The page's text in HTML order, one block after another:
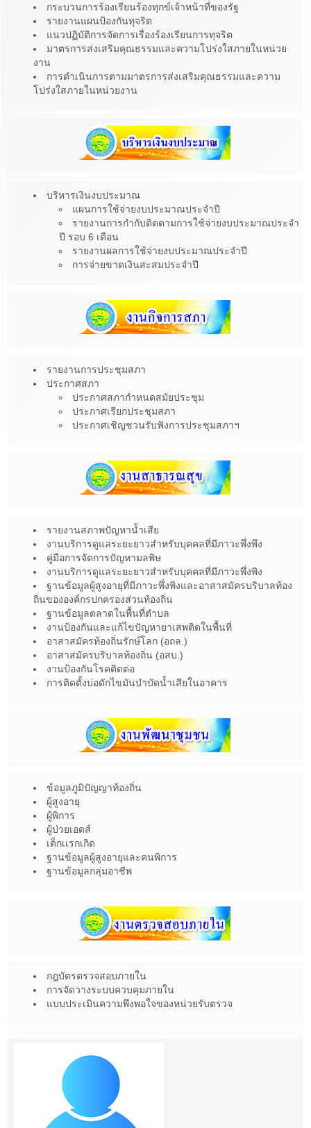
กระบวนการร้องเรียนร้องทุกข์เจ้าหน้าที่ของรัฐ
รายงานแผนป้องกันทุจริต
แนวปฏิบัติการจัดการเรื่องร้องเรียนการทุจริต
มาตรการส่งเสริมคุณธรรมและความโปร่งใสภายในหน่วย
งาน
การดำเนินการตามมาตรการส่งเสริมคุณธรรมและความ
โปร่งใสภายในหน่วยงาน
บริหารเงินงบประมาณ
แผนการใช้จ่ายงบประมาณประจำปี
รายงานการกำกับติดตามการใช้จ่ายงบประมาณประจำ
ปี รอบ 6 เดือน
รายงานผลการใช้จ่ายงบประมาณประจำปี
การจ่ายขาดเงินสะสมประจำปี
รายงานการประชุมสภา
ประกาศสภา
ประกาศสภากำหนดสมัยประชุม
ประกาศเรียกประชุมสภา
ประกาศเชิญชวนรับฟังการประชุมสภาฯ
รายงานสภาพปัญหาน้ำเสีย
งานบริการดูแลระยะยาวสำหรับบุคคลที่มีภาวะพึ่งพึง
คู่มือการจัดการปัญหามลพิษ
งานบริการดูแลระยะยาวสำหรับบุคคลที่มีภาวะพึ่งพิง
ฐานข้อมูลผู้สูงอายุที่มีภาวะพึ่งพิงและอาสาสมัครบริบาลท้อง
ถิ่นขององค์กรปกครองส่วนท้องถิ่น
ฐานข้อมูลตลาดในพื้นที่ตำบล
งานป้องกันและแก้ไขปัญหายาเสพติดในพื้นที่
อาสาสมัครท้องถิ่นรักษ์โลก (อถล.)
อาสาสมัครบริบาลท้องถิ่น (อสบ.)
งานป้องกันโรคติดต่อ
การติดตั้งบ่อดักไขมันบำบัดน้ำเสียในอาคาร
ข้อมูลภูมิปัญญาท้องถิ่น
ผู้สูงอายุ
ผู้พิการ
ผู้ป่วยเอดส์
เด็กเเรกเกิด
ฐานข้อมูลผู้สูงอายุและคนพิการ
ฐานข้อมูลกลุ่มอาชีพ
กฎบัตรตรวจสอบภายใน
การจัดวางระบบควบคุมภายใน
แบบประเมินความพึงพอใจของหน่วยรับตรวจ